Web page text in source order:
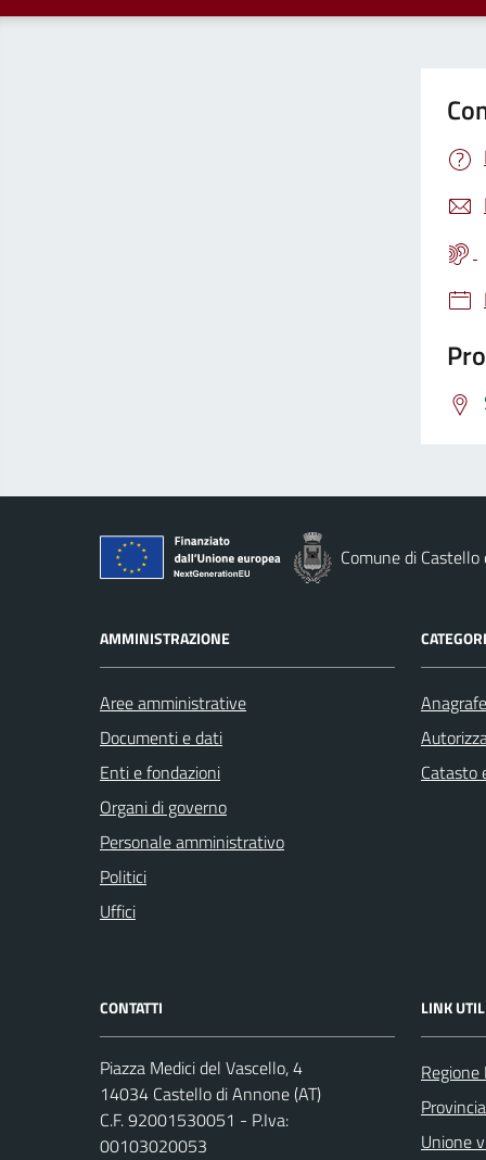
Comune di
AMMINISTRAZIONE
Aree amministrative
Documenti e dati
Enti e fondazioni
Organi di governo
Personale amministrativo
Politici
Uffici
Catasto
CONTATTI
Piazza Medici del Vascello, 4
14034 Castello di Annone (AT)
C.F. 92001530051 - P.Iva:
00103020053
LINK
Unione